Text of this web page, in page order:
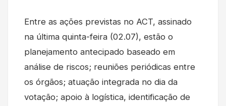
Entre as ações previstas no ACT, assinado
na última quinta-feira (02.07), estão o
planejamento antecipado baseado em
análise de riscos; reuniões periódicas entre
os órgãos; atuação integrada no dia da
votação; apoio à logística, identificação de